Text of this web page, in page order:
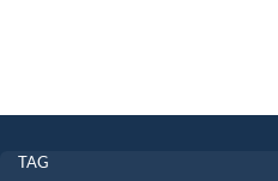
TAG